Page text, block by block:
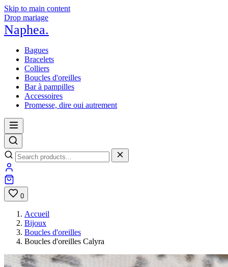
Skip to main content
Drop mariage
Naphea.
Bagues
Bracelets
Colliers
Boucles d'oreilles
Bar à pampilles
Accessoires
Promesse, dire oui autrement
0
Accueil
Bijoux
Boucles d'oreilles
Boucles d'oreilles Calyra